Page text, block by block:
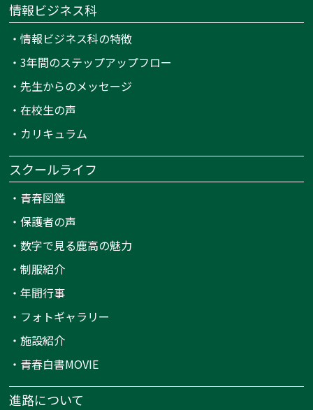
情報ビジネス科
・情報ビジネス科の特徴
・3年間のステップアップフロー
・先生からのメッセージ
・在校生の声
・ カリキュラム
スクールライフ
・ 青春図鑑
・保護者の声
・数字で見る鹿高の魅力
・制服紹介
・年間行事
・ フォトギャラリー
・施設紹介
・ 青春白書MOVIE
進路について